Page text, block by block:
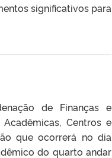
significativos para
de Finanças e
Centros e
que ocorrerá no dia
do quarto andar